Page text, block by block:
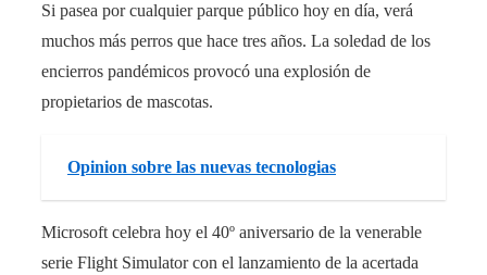
Si pasea por cualquier parque público hoy en día, verá
muchos más perros que hace tres años. La soledad de los
encierros pandémicos provocó una explosión de
propietarios de mascotas.
Opinion sobre las nuevas tecnologias
Microsoft celebra hoy el 40º aniversario de la venerable
serie Flight Simulator con el lanzamiento de la acertada